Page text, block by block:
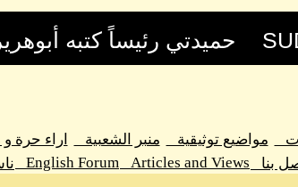
مواضيع توثيقية منبر الشعبية اراء حرة
بنا Articles and Views
English Forum